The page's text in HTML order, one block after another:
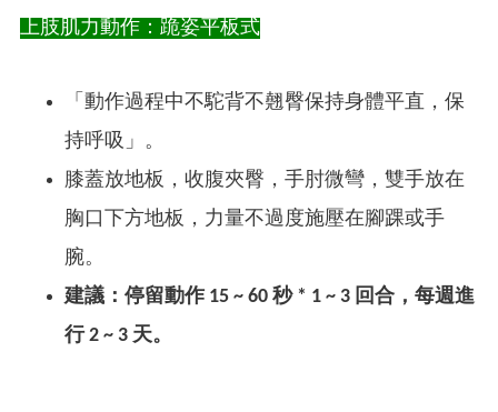
上肢肌力動作：跪姿平板式
「動作過程中不駝背不翹臀保持身體平直，保
持呼吸」。
膝蓋放地板，收腹夾臀，手肘微彎，雙手放在
胸口下方地板，力量不過度施壓在腳踝或手
腕。
建議：停留動作 15 ~ 60 秒 * 1 ~ 3 回合，每週進
行 2 ~ 3 天。